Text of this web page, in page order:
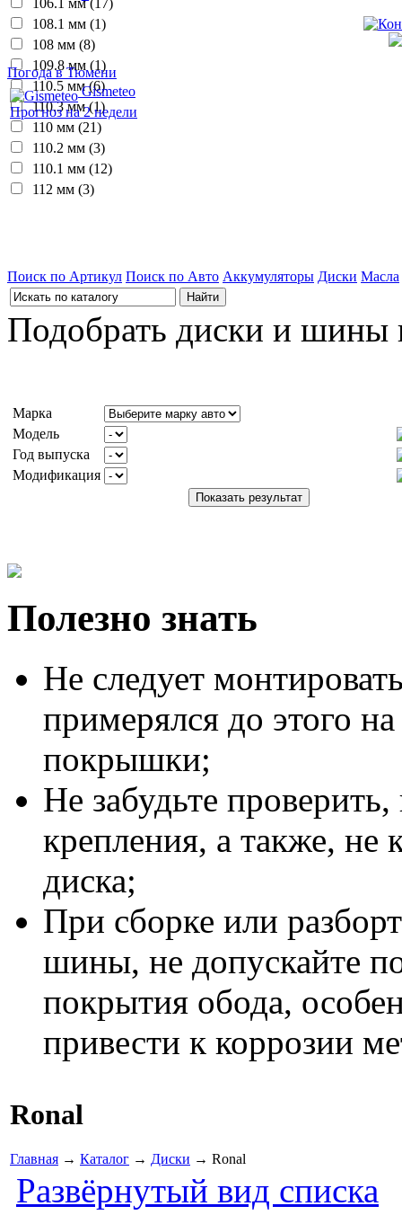
108.1 мм (1)
108 мм (8)
109.8 мм (1)
110.5 мм (6)
110.3 мм (1)
110 мм (21)
110.2 мм (3)
110.1 мм (12)
112 мм (3)
Погода в Тюмени
Gismeteo
Прогноз на 2 недели
Поиск по Артикул Поиск по Авто Аккумуляторы Диски Масла
Подобрать диски и шины
Марка
Модель
Год выпуска
Модификация
Полезно знать
Не следует
примерялся до этого
покрышки;
Не забудьте
крепления, а также, не
диска;
При сборке или
шины, не допускайте
покрытия обода,
привести к коррозии
Ronal
Главная → Каталог → Диски → Ronal
Развёрнутый вид списка